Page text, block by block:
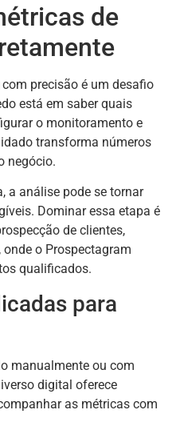
de
precisão é um desafio
está em saber quais
o monitoramento e
transforma números
negócio.
a análise pode se tornar
Dominar essa etapa é
de clientes,
o Prospectagram
qualificados.
para
manualmente ou com
digital oferece
as métricas com